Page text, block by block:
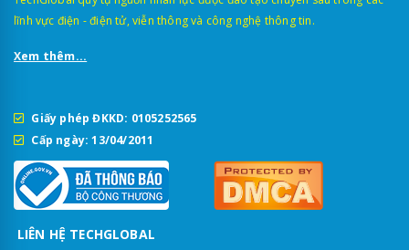
lĩnh vực điện - điện tử, viễn thông và công nghệ thông tin.
Xem thêm...
Giấy phép ĐKKD: 0105252565
Cấp ngày: 13/04/2011
LIÊN HỆ TECHGLOBAL